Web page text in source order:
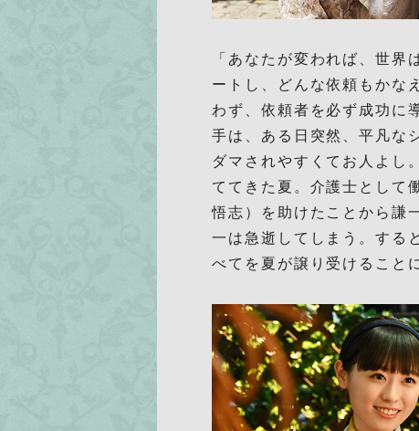
「あなたが変われば、世
ートし、どんな依頼もかな
わず、依頼者を必ず成功に
手は、ある日突然、平凡な
ダマされやすくてお人よし
ててきた夏。介護士として
悟志）を助けたことから謙
一は急逝してしまう。する
べてを夏が譲り受けること